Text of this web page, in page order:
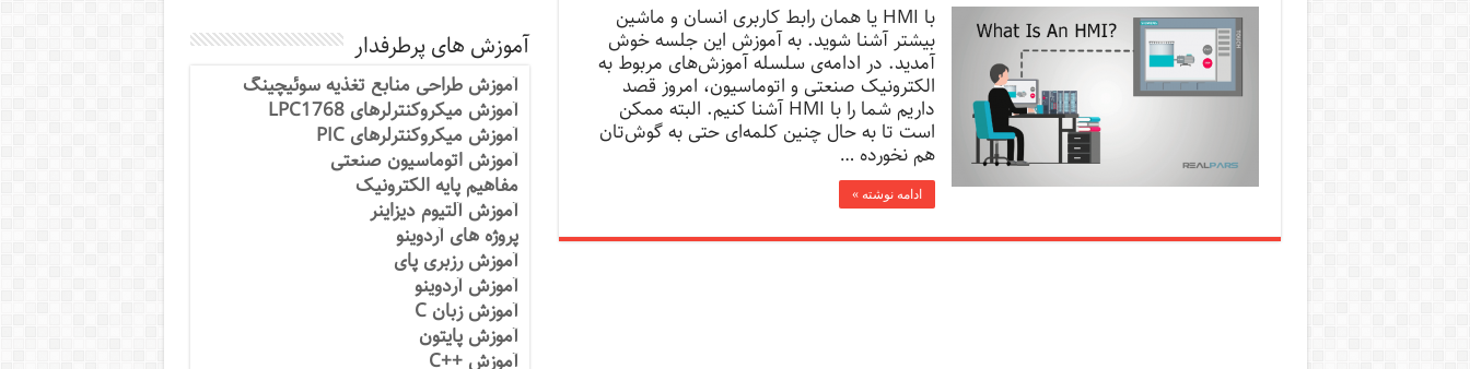
با HMI یا همان رابط کاربری انسان و ماشین
بیشتر آشنا شوید. به آموزش این جلسه خوش
آمدید. در ادامه‌ی سلسله آموزش‌های مربوط به
الکترونیک صنعتی و اتوماسیون، امروز قصد
داریم شما را با HMI آشنا کنیم. البته ممکن
است تا به حال چنین کلمه‌ای حتی به گوش‌تان
هم نخورده …
ادامه نوشته »
آموزش های پرطرفدار
آموزش طراحی منابع تغذیه سوئیچینگ
آموزش میکروکنترلرهای LPC1768
آموزش میکروکنترلرهای PIC
آموزش اتوماسیون صنعتی
مفاهیم پایه الکترونیک
آموزش آلتیوم دیزاینر
پروژه های آردوینو
آموزش رزبری پای
آموزش آردوینو
آموزش زبان C
آموزش پایتون
آموزش ++C